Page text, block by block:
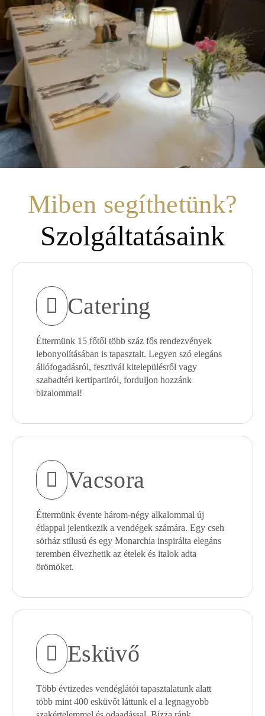
Miben segíthetünk?
Szolgáltatásaink
Catering
Éttermünk 15 főtől több száz fős rendezvények
lebonyolításában is tapasztalt. Legyen szó elegáns
állófogadásról, fesztivál kitelepülésről vagy
szabadtéri kertipartiról, forduljon hozzánk
bizalommal!
Vacsora
Éttermünk évente három-négy alkalommal új
étlappal jelentkezik a vendégek számára. Egy cseh
sörház stílusú és egy Monarchia inspirálta elegáns
teremben élvezhetik az ételek és italok adta
örömöket.
Esküvő
Több évtizedes vendéglátói tapasztalatunk alatt
több mint 400 esküvőt láttunk el a legnagyobb